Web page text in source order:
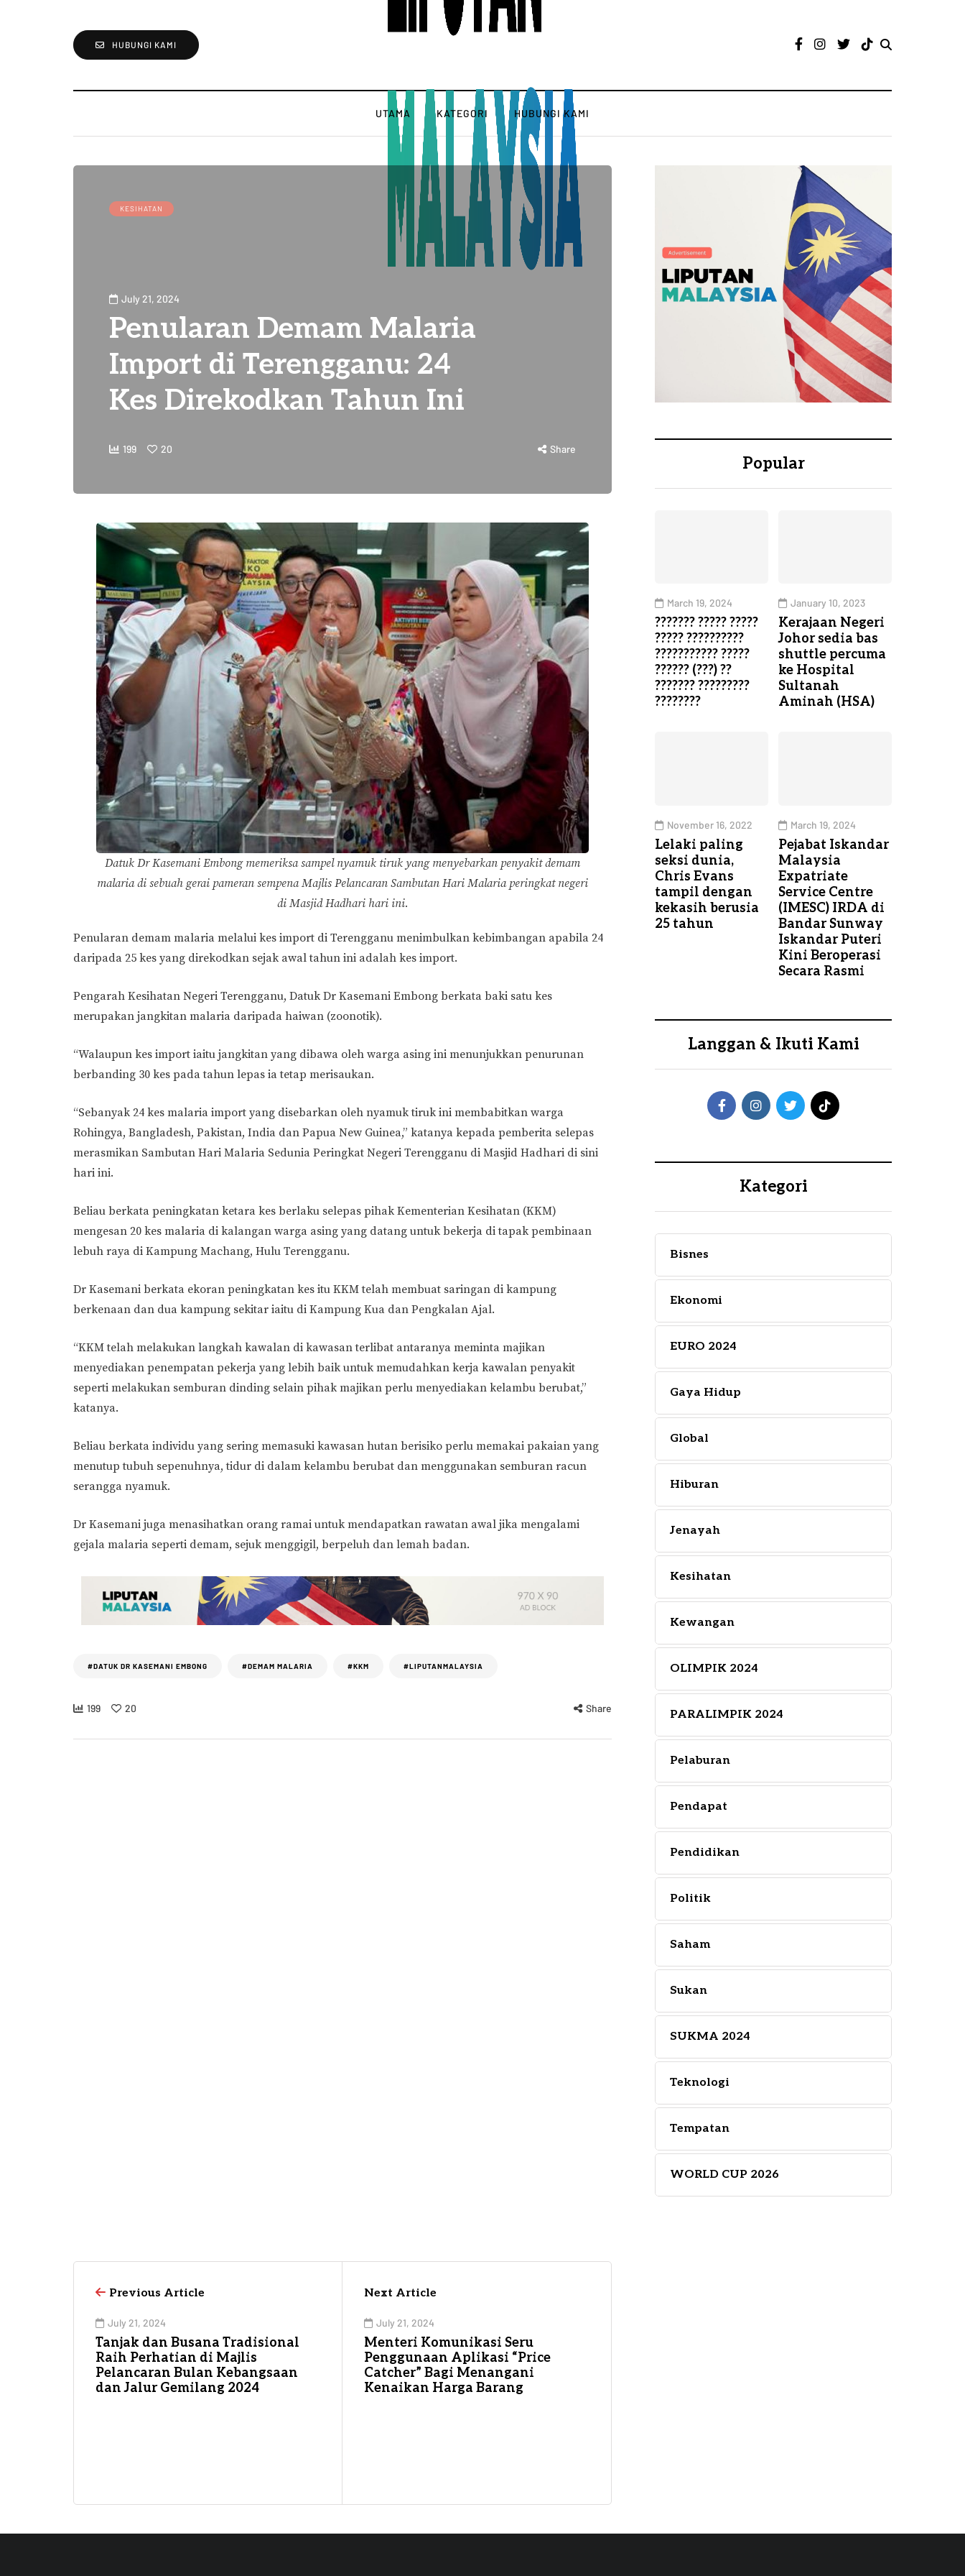
HUBUNGI KAMI
UTAMA KATEGORI HUBUNGI KAMI
KESIHATAN
July 21, 2024
Penularan Demam Malaria
Import di Terengganu: 24
Kes Direkodkan Tahun Ini
199 20 Share
Datuk Dr Kasemani Embong memeriksa sampel nyamuk tiruk yang menyebarkan penyakit demam
malaria di sebuah gerai pameran sempena Majlis Pelancaran Sambutan Hari Malaria peringkat negeri
di Masjid Hadhari hari ini.
Penularan demam malaria melalui kes import di Terengganu menimbulkan kebimbangan apabila 24
daripada 25 kes yang direkodkan sejak awal tahun ini adalah kes import.
Pengarah Kesihatan Negeri Terengganu, Datuk Dr Kasemani Embong berkata baki satu kes
merupakan jangkitan malaria daripada haiwan (zoonotik).
“Walaupun kes import iaitu jangkitan yang dibawa oleh warga asing ini menunjukkan penurunan
berbanding 30 kes pada tahun lepas ia tetap merisaukan.
“Sebanyak 24 kes malaria import yang disebarkan oleh nyamuk tiruk ini membabitkan warga
Rohingya, Bangladesh, Pakistan, India dan Papua New Guinea,” katanya kepada pemberita selepas
merasmikan Sambutan Hari Malaria Sedunia Peringkat Negeri Terengganu di Masjid Hadhari di sini
hari ini.
Beliau berkata peningkatan ketara kes berlaku selepas pihak Kementerian Kesihatan (KKM)
mengesan 20 kes malaria di kalangan warga asing yang datang untuk bekerja di tapak pembinaan
lebuh raya di Kampung Machang, Hulu Terengganu.
Dr Kasemani berkata ekoran peningkatan kes itu KKM telah membuat saringan di kampung
berkenaan dan dua kampung sekitar iaitu di Kampung Kua dan Pengkalan Ajal.
“KKM telah melakukan langkah kawalan di kawasan terlibat antaranya meminta majikan
menyediakan penempatan pekerja yang lebih baik untuk memudahkan kerja kawalan penyakit
seperti melakukan semburan dinding selain pihak majikan perlu menyediakan kelambu berubat,”
katanya.
Beliau berkata individu yang sering memasuki kawasan hutan berisiko perlu memakai pakaian yang
menutup tubuh sepenuhnya, tidur di dalam kelambu berubat dan menggunakan semburan racun
serangga nyamuk.
Dr Kasemani juga menasihatkan orang ramai untuk mendapatkan rawatan awal jika mengalami
gejala malaria seperti demam, sejuk menggigil, berpeluh dan lemah badan.
#DATUK DR KASEMANI EMBONG #DEMAM MALARIA #KKM #LIPUTANMALAYSIA
199 20 Share
Popular
March 19, 2024
??????? ????? ?????
????? ??????????
??????????? ?????
?????? (???) ??
??????? ?????????
????????
January 10, 2023
Kerajaan Negeri
Johor sedia bas
shuttle percuma
ke Hospital
Sultanah
Aminah (HSA)
November 16, 2022
Lelaki paling
seksi dunia,
Chris Evans
tampil dengan
kekasih berusia
25 tahun
March 19, 2024
Pejabat Iskandar
Malaysia
Expatriate
Service Centre
(IMESC) IRDA di
Bandar Sunway
Iskandar Puteri
Kini Beroperasi
Secara Rasmi
Langgan & Ikuti Kami
Kategori
Bisnes
Ekonomi
EURO 2024
Gaya Hidup
Global
Hiburan
Jenayah
Kesihatan
Kewangan
OLIMPIK 2024
PARALIMPIK 2024
Pelaburan
Pendapat
Pendidikan
Politik
Saham
Sukan
SUKMA 2024
Teknologi
Tempatan
WORLD CUP 2026
Previous Article
July 21, 2024
Tanjak dan Busana Tradisional
Raih Perhatian di Majlis
Pelancaran Bulan Kebangsaan
dan Jalur Gemilang 2024
Next Article
July 21, 2024
Menteri Komunikasi Seru
Penggunaan Aplikasi “Price
Catcher” Bagi Menangani
Kenaikan Harga Barang